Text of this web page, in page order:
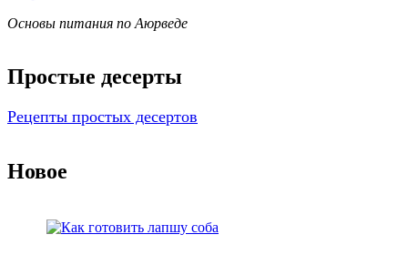
Основы питания по Аюрведе
Простые десерты
Рецепты простых десертов
Новое